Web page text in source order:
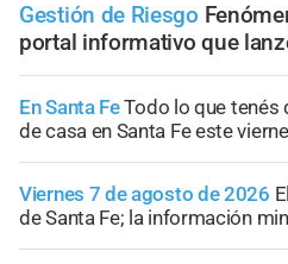
Gestión de Riesgo
portal informativo que
En Santa FeTodo lo que tenés
de casa en Santa Fe este
Viernes 7 de agosto de 2026
de Santa Fe; la información